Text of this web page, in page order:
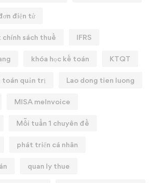
điện tử
chính sách thuế IFRS
khóa học kế toán KTQT
toán quản trị Lao dong tien luong
MISA meInvoice
Mỗi tuần 1 chuyên đề
phát triển cá nhân
quan ly thue